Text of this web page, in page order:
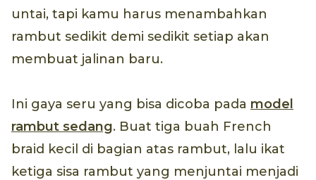
untai, tapi kamu harus menambahkan
rambut sedikit demi sedikit setiap akan
membuat jalinan baru.
Ini gaya seru yang bisa dicoba pada model
rambut sedang. Buat tiga buah French
braid kecil di bagian atas rambut, lalu ikat
ketiga sisa rambut yang menjuntai menjadi